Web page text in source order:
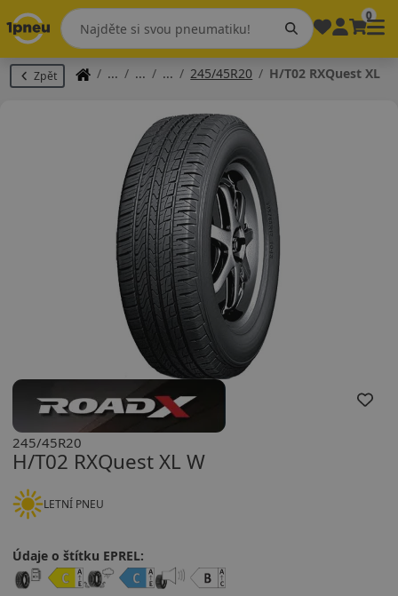
0
Zpět 245/45R20 H/T02 RXQuest XL
H/T02 RXQuest XL W
245/45R20
LETNÍ PNEU
Údaje o štítku EPREL: